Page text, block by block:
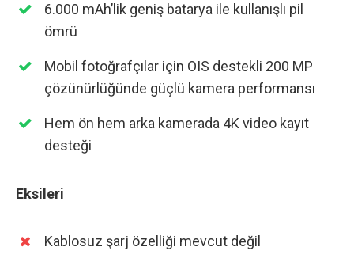
6.000 mAh’lik geniş batarya ile kullanışlı pil
ömrü
Mobil fotoğrafçılar için OIS destekli 200 MP
çözünürlüğünde güçlü kamera performansı
Hem ön hem arka kamerada 4K video kayıt
desteği
Eksileri
Kablosuz şarj özelliği mevcut değil